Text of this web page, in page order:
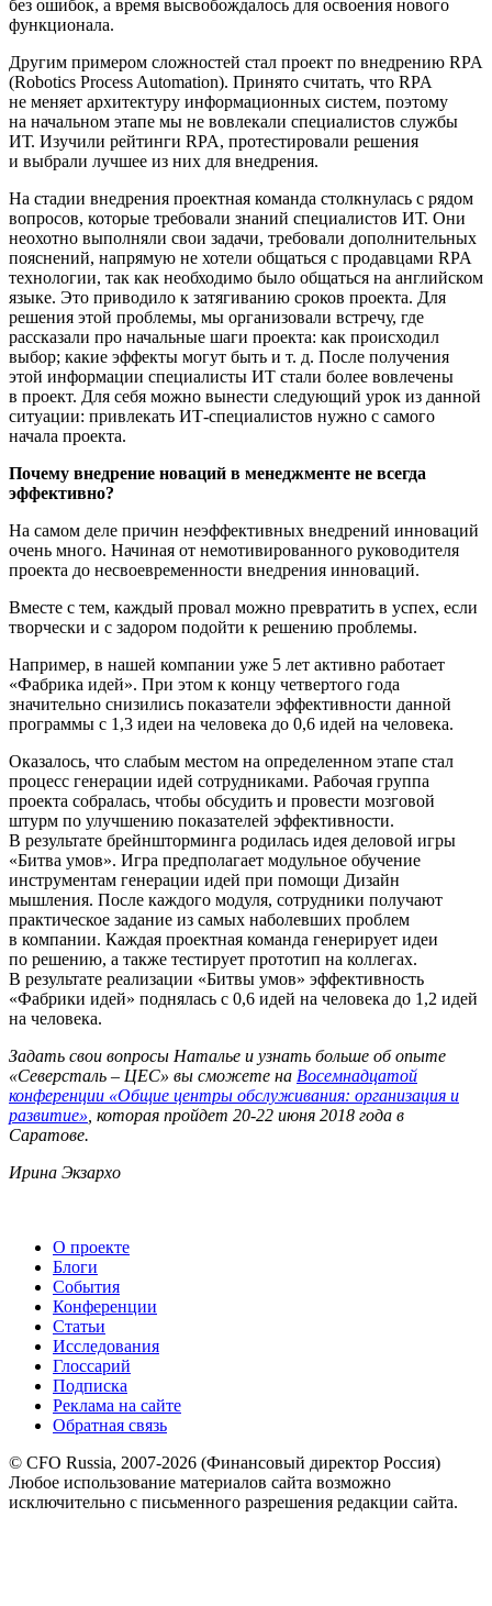
без ошибок, а время высвобождалось для освоения нового
функционала.
Другим примером сложностей стал проект по внедрению RPA
(Robotics Process Automation). Принято считать, что RPA
не меняет архитектуру информационных систем, поэтому
на начальном этапе мы не вовлекали специалистов службы
ИТ. Изучили рейтинги RPA, протестировали решения
и выбрали лучшее из них для внедрения.
На стадии внедрения проектная команда столкнулась с рядом
вопросов, которые требовали знаний специалистов ИТ. Они
неохотно выполняли свои задачи, требовали дополнительных
пояснений, напрямую не хотели общаться с продавцами RPA
технологии, так как необходимо было общаться на английском
языке. Это приводило к затягиванию сроков проекта. Для
решения этой проблемы, мы организовали встречу, где
рассказали про начальные шаги проекта: как происходил
выбор; какие эффекты могут быть и т. д. После получения
этой информации специалисты ИТ стали более вовлечены
в проект. Для себя можно вынести следующий урок из данной
ситуации: привлекать ИТ-специалистов нужно с самого
начала проекта.
Почему внедрение новаций в менеджменте не всегда
эффективно?
На самом деле причин неэффективных внедрений инноваций
очень много. Начиная от немотивированного руководителя
проекта до несвоевременности внедрения инноваций.
Вместе с тем, каждый провал можно превратить в успех, если
творчески и с задором подойти к решению проблемы.
Например, в нашей компании уже 5 лет активно работает
«Фабрика идей». При этом к концу четвертого года
значительно снизились показатели эффективности данной
программы с 1,3 идеи на человека до 0,6 идей на человека.
Оказалось, что слабым местом на определенном этапе стал
процесс генерации идей сотрудниками. Рабочая группа
проекта собралась, чтобы обсудить и провести мозговой
штурм по улучшению показателей эффективности.
В результате брейншторминга родилась идея деловой игры
«Битва умов». Игра предполагает модульное обучение
инструментам генерации идей при помощи Дизайн
мышления. После каждого модуля, сотрудники получают
практическое задание из самых наболевших проблем
в компании. Каждая проектная команда генерирует идеи
по решению, а также тестирует прототип на коллегах.
В результате реализации «Битвы умов» эффективность
«Фабрики идей» поднялась с 0,6 идей на человека до 1,2 идей
на человека.
Задать свои вопросы Наталье и узнать больше об опыте
«Северсталь – ЦЕС» вы сможете на Восемнадцатой
конференции «Общие центры обслуживания: организация и
развитие» , которая пройдет 20-22 июня 2018 года в
Саратове.
Ирина Экзархо
О проекте
Блоги
События
Конференции
Статьи
Исследования
Глоссарий
Подписка
Реклама на сайте
Обратная связь
© CFO Russia, 2007-2026 (Финансовый директор Россия)
Любое использование материалов сайта возможно
исключительно с письменного разрешения редакции сайта.